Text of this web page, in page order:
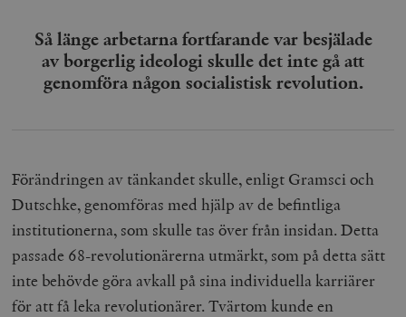
Så länge arbetarna fortfarande var besjälade
av borgerlig ideologi skulle det inte gå att
genomföra någon socialistisk revolution.
Förändringen av tänkandet skulle, enligt Gramsci och
Dutschke, genomföras med hjälp av de befintliga
institutionerna, som skulle tas över från insidan. Detta
passade 68-revolutionärerna utmärkt, som på detta sätt
inte behövde göra avkall på sina individuella karriärer
för att få leka revolutionärer. Tvärtom kunde en